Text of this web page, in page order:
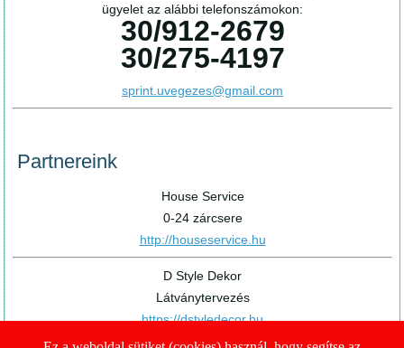
ügyelet az alábbi telefonszámokon:
30/912-2679
30/275-4197
sprint.uvegezes@gmail.com
Partnereink
House Service
0-24 zárcsere
http://houseservice.hu
D Style Dekor
Látványtervezés
https://dstyledecor.hu